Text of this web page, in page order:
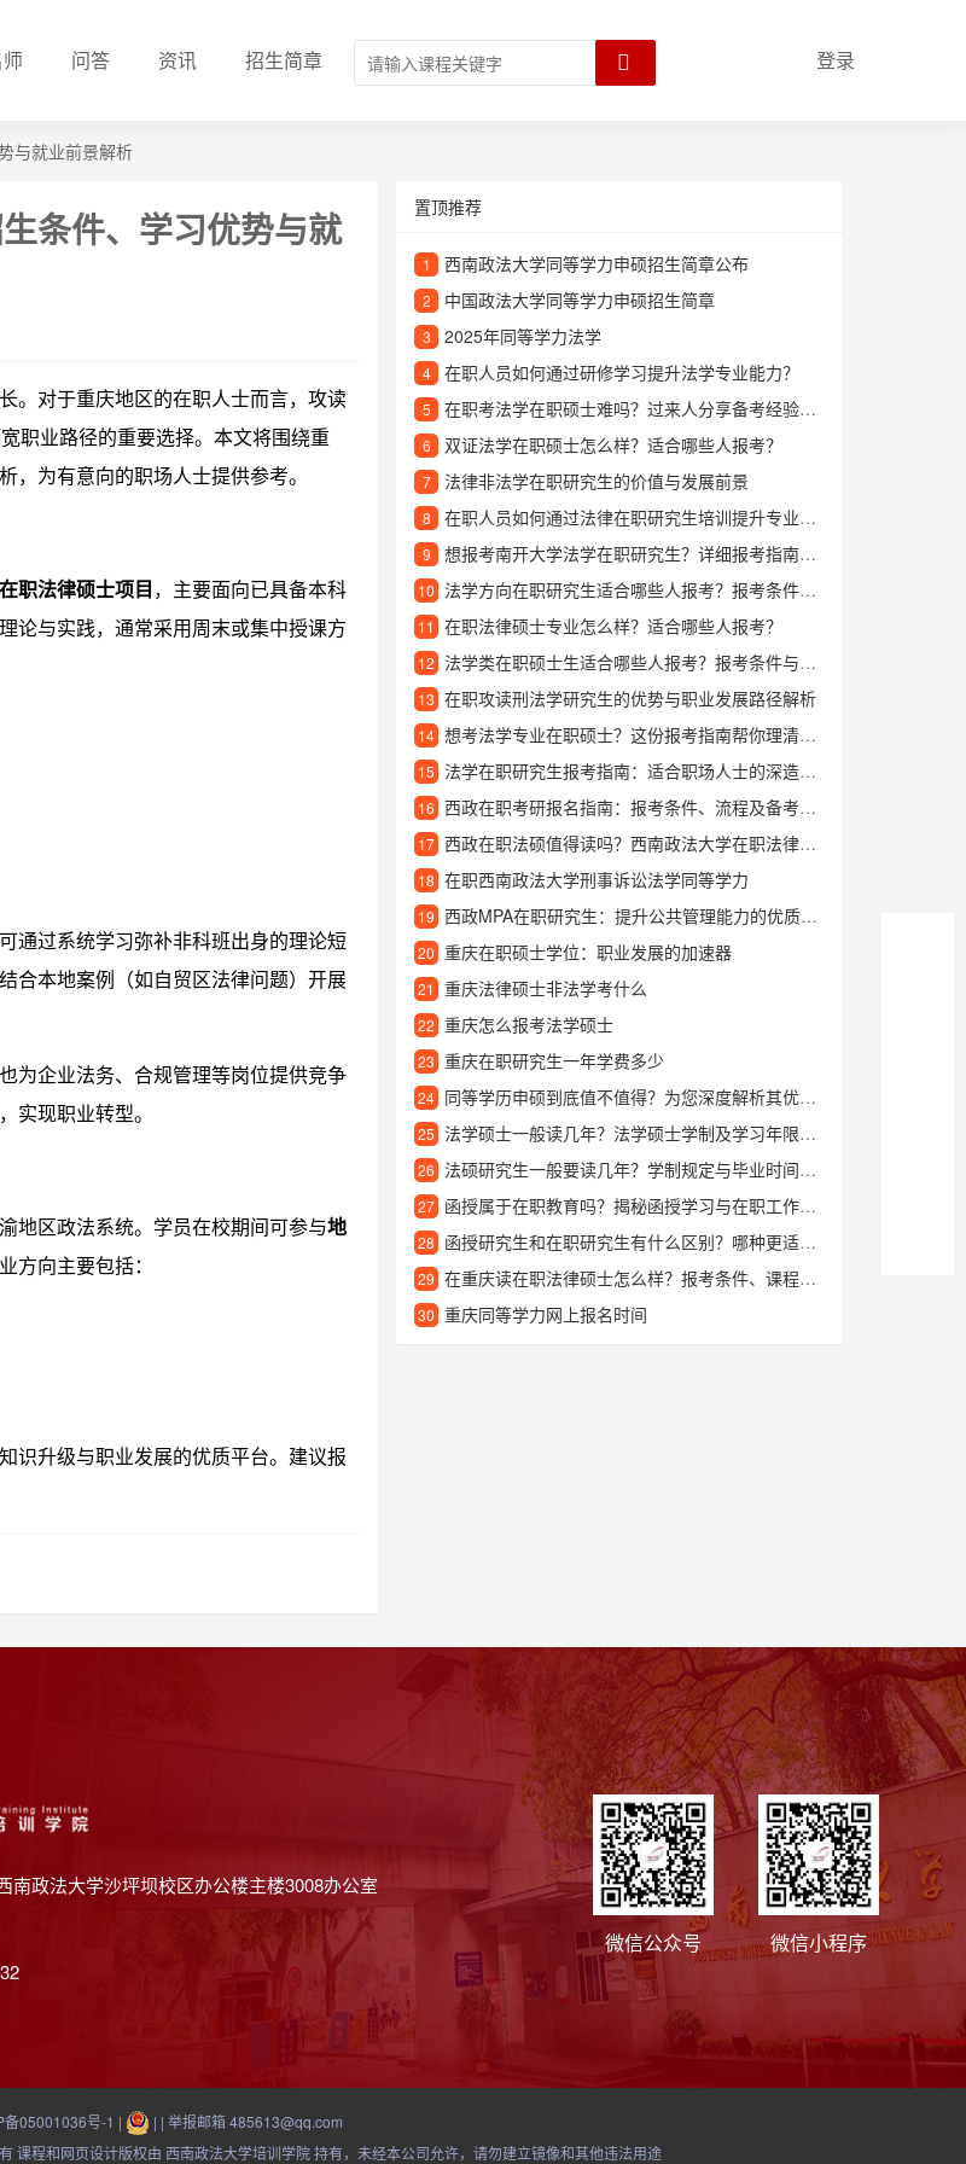
问答 资讯 招生简章 登录
与就业前景解析
条件、学习优势与就
。对于重庆地区的在职人士而言，攻读
职业路径的重要选择。本文将围绕重
，为有意向的职场人士提供参考。
在职法律硕士项目 ，主要面向已具备本科
论与实践，通常采用周末或集中授课方
通过系统学习弥补非科班出身的理论短
合本地案例（如自贸区法律问题）开展
为企业法务、合规管理等岗位提供竞争
，实现职业转型。
地区政法系统。学员在校期间可参与地
方向主要包括：
识升级与职业发展的优质平台。建议报
置顶推荐
1 西南政法大学同等学力申硕招生简章公布
2 中国政法大学同等学力申硕招生简章
3 2025年同等学力法学
4 在职人员如何通过研修学习提升法学专业能力？
5 在职考法学在职硕士难吗？过来人分享备考经验与心得
6 双证法学在职硕士怎么样？适合哪些人报考？
7 法律非法学在职研究生的价值与发展前景
8 在职人员如何通过法律在职研究生培训提升专业能力？
9 想报考南开大学法学在职研究生？详细报考指南与学习价值解析
10 法学方向在职研究生适合哪些人报考？报考条件与学习价值解析
11 在职法律硕士专业怎么样？适合哪些人报考？
12 法学类在职硕士生适合哪些人报考？报考条件与学习优势详解
13 在职攻读刑法学研究生的优势与职业发展路径解析
14 想考法学专业在职硕士？这份报考指南帮你理清所有关键点
15 法学在职研究生报考指南：适合职场人士的深造选择
16 西政在职考研报名指南：报考条件、流程及备考建议
17 西政在职法硕值得读吗？西南政法大学在职法律硕士项目深度解析
18 在职西南政法大学刑事诉讼法学同等学力
19 西政MPA在职研究生：提升公共管理能力的优质选择
20 重庆在职硕士学位：职业发展的加速器
21 重庆法律硕士非法学考什么
22 重庆怎么报考法学硕士
23 重庆在职研究生一年学费多少
24 同等学历申硕到底值不值得？为您深度解析其优势与价值
25 法学硕士一般读几年？法学硕士学制及学习年限详解
26 法硕研究生一般要读几年？学制规定与毕业时间解析
27 函授属于在职教育吗？揭秘函授学习与在职工作的兼容性
28 函授研究生和在职研究生有什么区别？哪种更适合上班族提升学历？
29 在重庆读在职法律硕士怎么样？报考条件、课程优势全解析
30 重庆同等学力网上报名时间
南政法大学沙坪坝校区办公楼主楼3008办公室
微信公众号 微信小程序
备05001036号-1 |
| | 举报邮箱 485613@qq.com
课程和网页设计版权由 西南政法大学培训学院 持有，未经本公司允许，请勿建立镜像和其他违法用途